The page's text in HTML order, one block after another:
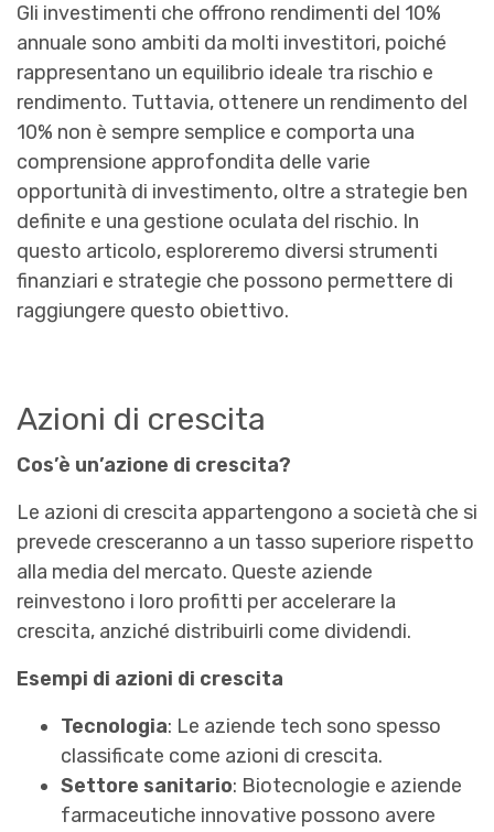
Gli investimenti che offrono rendimenti del 10%
annuale sono ambiti da molti investitori, poiché
rappresentano un equilibrio ideale tra rischio e
rendimento. Tuttavia, ottenere un rendimento del
10% non è sempre semplice e comporta una
comprensione approfondita delle varie
opportunità di investimento, oltre a strategie ben
definite e una gestione oculata del rischio. In
questo articolo, esploreremo diversi strumenti
finanziari e strategie che possono permettere di
raggiungere questo obiettivo.
Azioni di crescita
Cos’è un’azione di crescita?
Le azioni di crescita appartengono a società che si
prevede cresceranno a un tasso superiore rispetto
alla media del mercato. Queste aziende
reinvestono i loro profitti per accelerare la
crescita, anziché distribuirli come dividendi.
Esempi di azioni di crescita
Tecnologia: Le aziende tech sono spesso
classificate come azioni di crescita.
Settore sanitario: Biotecnologie e aziende
farmaceutiche innovative possono avere